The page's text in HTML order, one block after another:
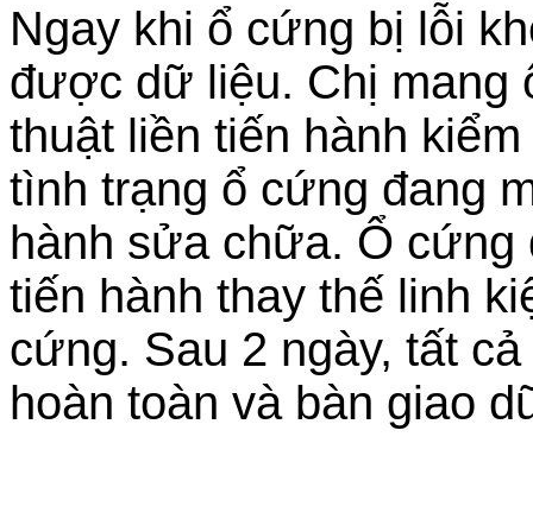
Ngay khi ổ cứng bị lỗi
được dữ liệu. Chị mang
thuật liền tiến hành
tình trạng ổ cứng đang
hành sửa chữa. Ổ
tiến hành thay thế linh
cứng. Sau 2 ngày, tất
hoàn toàn và bàn giao